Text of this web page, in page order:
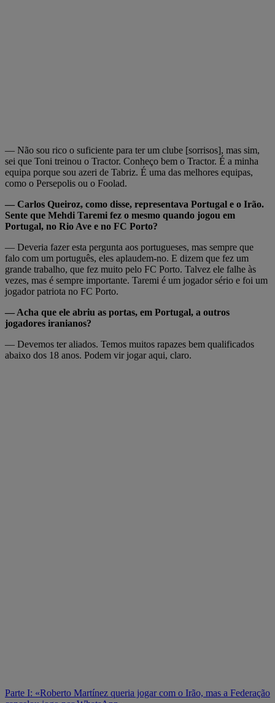
— Não sou rico o suficiente para ter um clube [sorrisos], mas sim,
sei que Toni treinou o Tractor. Conheço bem o Tractor. É a minha
equipa porque sou azeri de Tabriz. É uma das melhores equipas,
como o Persepolis ou o Foolad.
— Carlos Queiroz, como disse, representava Portugal e o Irão.
Sente que Mehdi Taremi fez o mesmo quando jogou em
Portugal, no Rio Ave e no FC Porto?
— Deveria fazer esta pergunta aos portugueses, mas sempre que
falo com um português, eles aplaudem-no. E dizem que fez um
grande trabalho, que fez muito pelo FC Porto. Talvez ele falhe às
vezes, mas é sempre importante. Taremi é um jogador sério e foi um
jogador patriota no FC Porto.
— Acha que ele abriu as portas, em Portugal, a outros
jogadores iranianos?
— Devemos ter aliados. Temos muitos rapazes bem qualificados
abaixo dos 18 anos. Podem vir jogar aqui, claro.
Parte I: «Roberto Martínez queria jogar com o Irão, mas a Federação